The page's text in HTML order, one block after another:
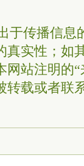
于传播信息
真实性；如
站注明的
转载或者联